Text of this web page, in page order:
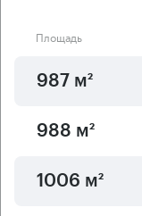
Площадь
987 м²
988 м²
1006 м²